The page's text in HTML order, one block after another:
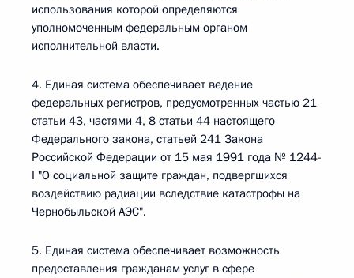
использования которой определяются
уполномоченным федеральным органом
исполнительной власти.
4. Единая система обеспечивает ведение
федеральных регистров, предусмотренных частью 21
статьи 43, частями 4, 8 статьи 44 настоящего
Федерального закона, статьей 241 Закона
Российской Федерации от 15 мая 1991 года № 1244-
I "О социальной защите граждан, подвергшихся
воздействию радиации вследствие катастрофы на
Чернобыльской АЭС".
5. Единая система обеспечивает возможность
предоставления гражданам услуг в сфере